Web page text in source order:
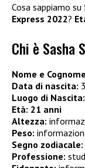
Cosa sappiamo su
Express 2022?
Chi è Sasha
Nome e
Data di nascita:
Luogo di Nascita:
Età: 21 anni
Altezza:
Peso:
Segno zodiacale:
Professione: